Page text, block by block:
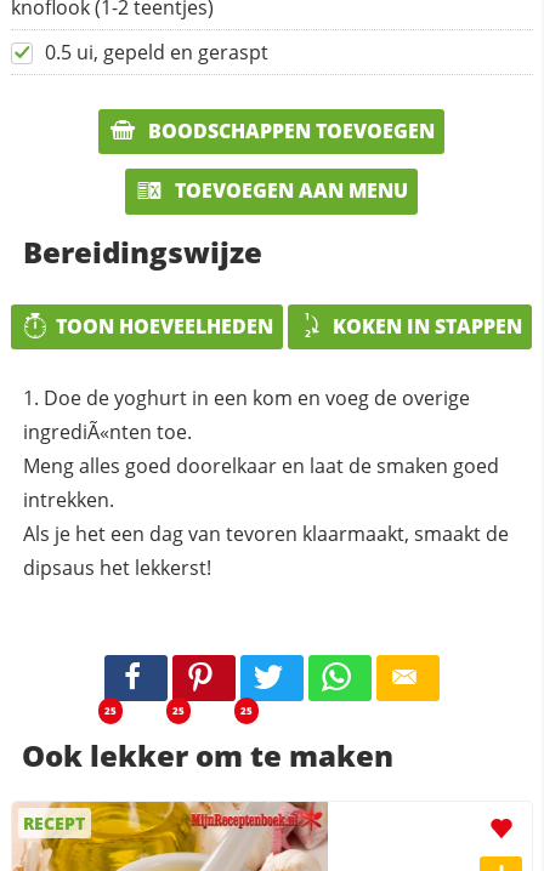
knoflook (1-2 teentjes)
0.5 ui, gepeld en geraspt
BOODSCHAPPEN TOEVOEGEN
TOEVOEGEN AAN MENU
Bereidingswijze
TOON HOEVEELHEDEN KOKEN IN STAPPEN
Doe de yoghurt in een kom en voeg de overige
ingrediÃ«nten toe.
Meng alles goed doorelkaar en laat de smaken goed
intrekken.
Als je het een dag van tevoren klaarmaakt, smaakt de
dipsaus het lekkerst!
25 25 25
Ook lekker om te maken
RECEPT